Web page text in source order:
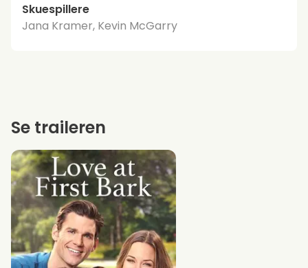
Skuespillere
Jana Kramer, Kevin McGarry
Se traileren